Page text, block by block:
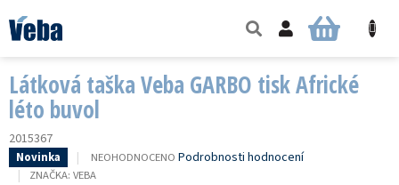
na
obsah
NÁKUPNÍ
Látková taška Veba GARBO tisk Africké
léto buvol
2015367
Novinka
PRŮMĚRNÉ
HODNOCENÍ
NEOHODNOCENO Podrobnosti hodnocení
ZNAČKA: VEBA